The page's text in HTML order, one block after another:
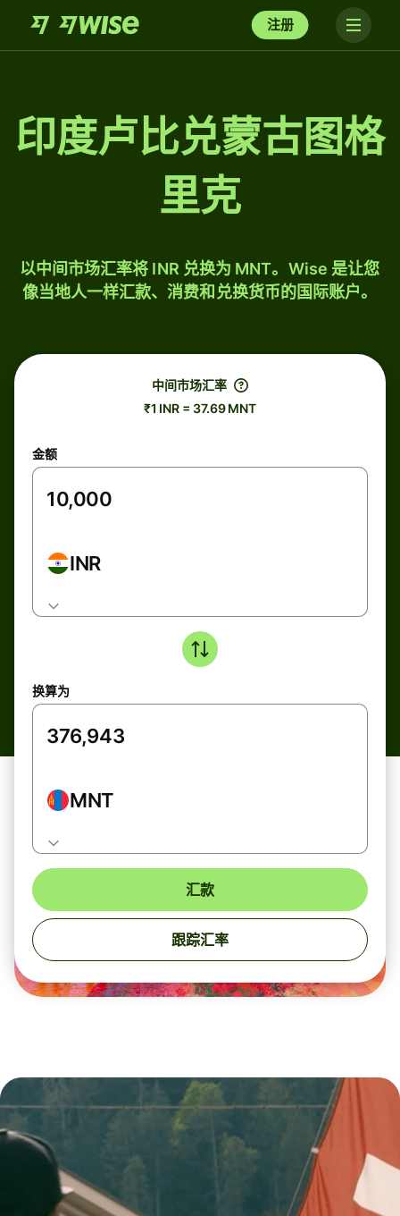
注册
印度卢比兑蒙古图格
里克
以中间市场汇率将 INR 兑换为 MNT。Wise 是让您
像当地人一样汇款、消费和兑换货币的国际账户。
中间市场汇率
₹1 INR = 37.69 MNT
金额
INR
换算为
MNT
汇款
跟踪汇率